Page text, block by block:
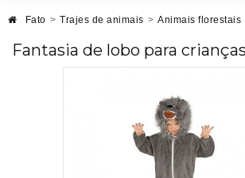
Fato > Trajes de animais > Animais florestais
Fantasia de lobo para crianças